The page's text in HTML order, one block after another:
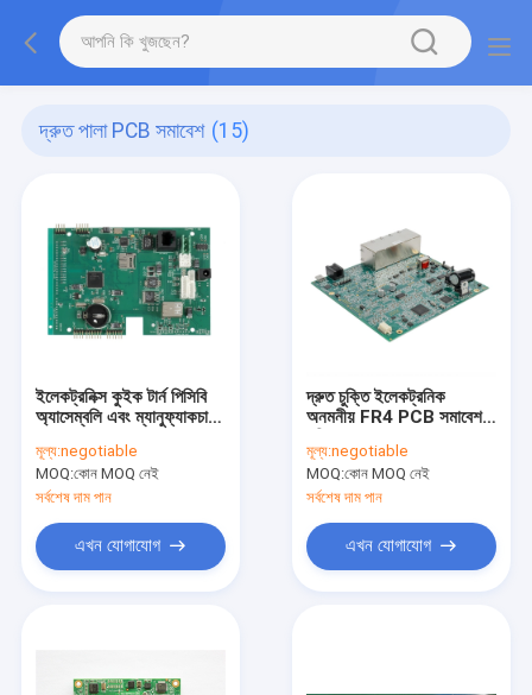
দ্রুত পালা PCB সমাবেশ (15)
ইলেকট্রনিক্স কুইক টার্ন পিসিবি
অ্যাসেম্বলি এবং ম্যানুফ্যাকচারিং
মূল্য:negotiable
MOQ:কোন MOQ নেই
সর্বশেষ দাম পান
এখন যোগাযোগ
দ্রুত চুক্তি ইলেকট্রনিক
অনমনীয় FR4 PCB সমাবেশ
মূল্য:negotiable
MOQ:কোন MOQ নেই
সর্বশেষ দাম পান
এখন যোগাযোগ